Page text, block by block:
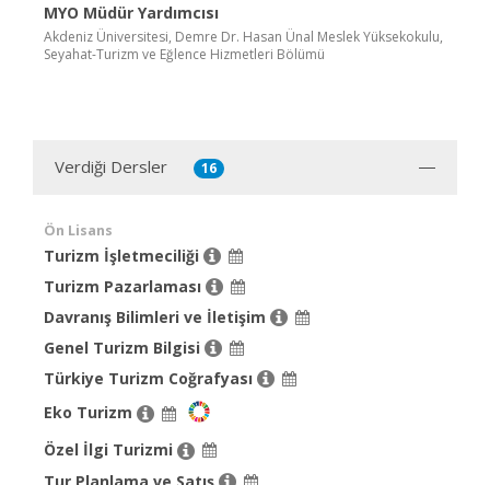
MYO Müdür Yardımcısı
Akdeniz Üniversitesi, Demre Dr. Hasan Ünal Meslek Yüksekokulu,
Seyahat-Turizm ve Eğlence Hizmetleri Bölümü
Verdiği Dersler 16
Ön Lisans
Turizm İşletmeciliği
Turizm Pazarlaması
Davranış Bilimleri ve İletişim
Genel Turizm Bilgisi
Türkiye Turizm Coğrafyası
Eko Turizm
Özel İlgi Turizmi
Tur Planlama ve Satış